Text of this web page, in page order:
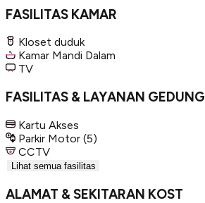
FASILITAS KAMAR
Kloset duduk
Kamar Mandi Dalam
TV
FASILITAS & LAYANAN GEDUNG
Kartu Akses
Parkir Motor (5)
CCTV
Lihat semua fasilitas
ALAMAT & SEKITARAN KOST